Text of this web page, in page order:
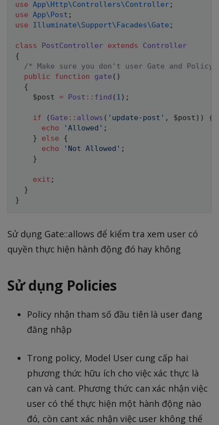
use App\Http\Controllers\Controller;
use App\Post ;
use
Illuminate\Support\Facades\Gate ;
class PostController extends
Controller
{
/* Make sure you don't user Gate and
public
function gate ( )
{
$post = Post :: find ( 1 ) ;
if ( Gate :: allows ( 'update-post' , $post ) )
{
echo
'Allowed' ;
}
else
{
echo
'Not Allowed' ;
}
exit ;
}
}
Sử dụng Gate::allows để kiểm tra xem user có
quyền thực hiện hành động đó hay không
Sử dụng Policies
Policy nhận tham số đầu tiên là user đang
đăng nhập
Trong policy, Model User cung cấp hai
phương thức hữu ích cho việc xác thực là
can và cant. Phương thức can xác nhận việc
user có thể thực hiện một hành động nào
đó, còn cant xác nhận việc user không thể